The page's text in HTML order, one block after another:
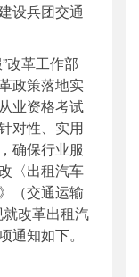
驾驶员;从
设兵团交通
革工作部
政策落地实
业资格考试
对性、实用
确保行业服
〈出租汽车
（交通运输
改革出租汽
通知如下。